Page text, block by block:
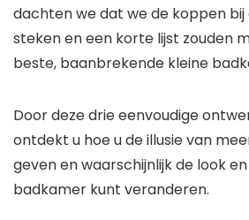
dachten we dat we de koppen bij
steken en een korte lijst zouden
beste, baanbrekende kleine
Door deze drie eenvoudige
ontdekt u hoe u de illusie van
geven en waarschijnlijk de look
badkamer kunt veranderen.